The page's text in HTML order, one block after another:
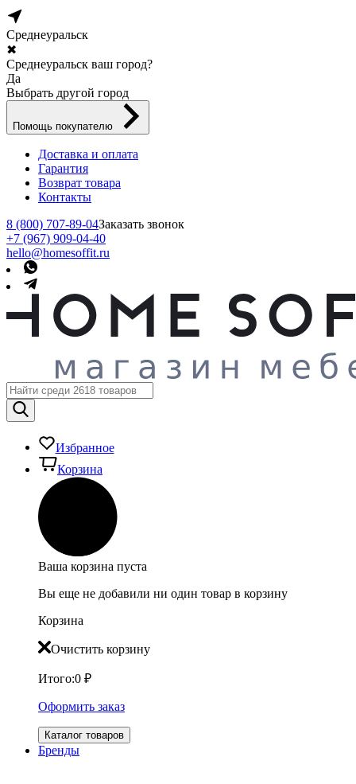
Среднеуральск
✖
Среднеуральск ваш город?
Да
Выбрать другой город
Помощь покупателю
Доставка и оплата
Гарантия
Возврат товара
Контакты
8 (800) 707-89-04Заказать звонок
+7 (967) 909-04-40
hello@homesoffit.ru
Избранное
Корзина
Ваша корзина пуста
Вы еще не добавили ни один товар в корзину
Корзина
Очистить корзину
Итого:0 ₽
Оформить заказ
Каталог товаров
Бренды